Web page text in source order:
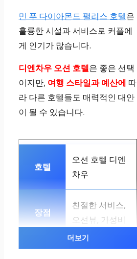
민 푸 다이아몬드 팰리스 호텔은
훌륭한 시설과 서비스로 커플에
게 인기가 많습니다.
디엔차우 오션 호텔은 좋은 선택
이지만, 여행 스타일과 예산에 따
라 다른 호텔들도 매력적인 대안
이 될 수 있습니다.
오션 호텔 디엔
차우
친절한 서비스,
오션뷰, 가성비
무료 Wi-Fi
더보기